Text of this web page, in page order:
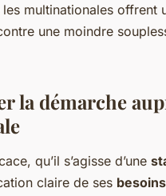
multinationales offrent
une moindre
la démarche
qu’il s’agisse d’une
claire de ses besoins